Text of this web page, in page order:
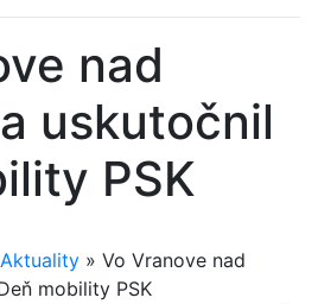
nad
uskutočnil
PSK
Aktuality » Vo Vranove nad
mobility PSK